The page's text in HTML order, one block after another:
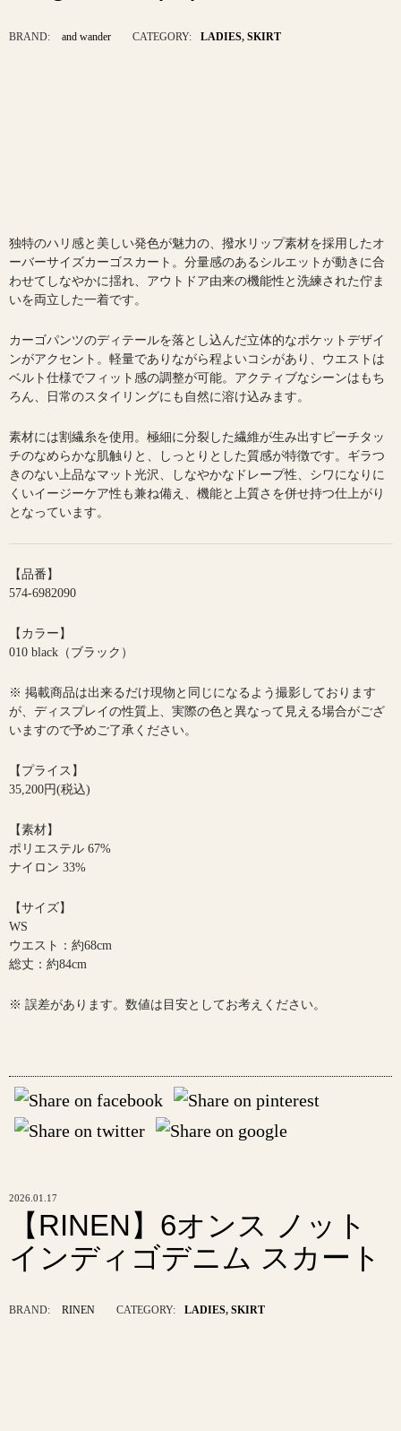
BRAND: and wander CATEGORY: LADIES, SKIRT
独特のハリ感と美しい発色が魅力の、撥水リップ素材を採用したオ
ーバーサイズカーゴスカート。分量感のあるシルエットが動きに合
わせてしなやかに揺れ、アウトドア由来の機能性と洗練された佇ま
いを両立した一着です。
カーゴパンツのディテールを落とし込んだ立体的なポケットデザイ
ンがアクセント。軽量でありながら程よいコシがあり、ウエストは
ベルト仕様でフィット感の調整が可能。アクティブなシーンはもち
ろん、日常のスタイリングにも自然に溶け込みます。
素材には割繊糸を使用。極細に分裂した繊維が生み出すピーチタッ
チのなめらかな肌触りと、しっとりとした質感が特徴です。ギラつ
きのない上品なマット光沢、しなやかなドレープ性、シワになりに
くいイージーケア性も兼ね備え、機能と上質さを併せ持つ仕上がり
となっています。
【品番】
574-6982090
【カラー】
010 black（ブラック）
※ 掲載商品は出来るだけ現物と同じになるよう撮影しております
が、ディスプレイの性質上、実際の色と異なって見える場合がござ
いますので予めご了承ください。
【プライス】
35,200円(税込)
【素材】
ポリエステル 67%
ナイロン 33%
【サイズ】
WS
ウエスト：約68cm
総丈：約84cm
※ 誤差があります。数値は目安としてお考えください。
2026.01.17
【RINEN】6オンス ノット
インディゴデニム スカート
BRAND: RINEN CATEGORY: LADIES, SKIRT